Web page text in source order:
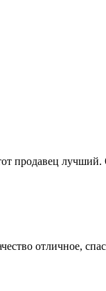
продавец
отличное,